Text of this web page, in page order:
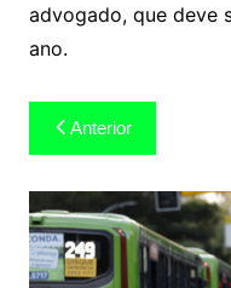
advogado, que deve
ano.
Navegação
de
Post
Anterior